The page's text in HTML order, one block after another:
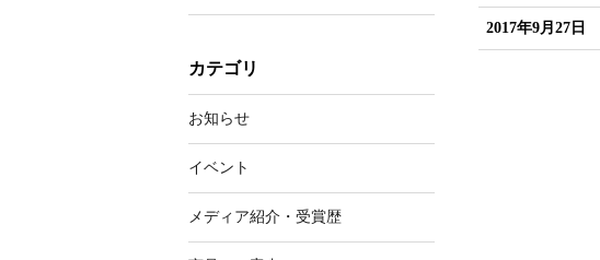
2017年9月27日
カテゴリ
お知らせ
イベント
メディア紹介・受賞歴